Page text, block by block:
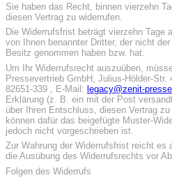
Sie haben das Recht, binnen vierzehn
diesen Vertrag zu widerrufen.
Die Widerrufsfrist beträgt vierzehn Tage
von Ihnen benannter Dritter, der nicht
Besitz genommen haben bzw. hat.
Um Ihr Widerrufsrecht auszuüben,
Pressevertrieb GmbH, Julius-Hölder-
82651-339 , E-Mail: legacy@zenit-
Erklärung (z. B. ein mit der Post
über Ihren Entschluss, diesen Vertrag
können dafür das beigefügte Muster-
jedoch nicht vorgeschrieben ist.
Zur Wahrung der Widerrufsfrist reicht
die Ausübung des Widerrufsrechts vor
Folgen des Widerrufs